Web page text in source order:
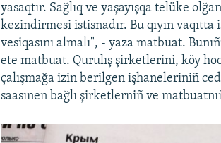
yasaqtır. Sağlıq ve yaşayışqa telüke
kezindirmesi istisnadır. Bu qıyın
vesiqasını almalı", - yaza matbuat.
ete matbuat. Qurulış şirketlerini, köy
çalışmağa izin berilgen işhaneleriniñ
saasınen bağlı şirketlerniñ ve